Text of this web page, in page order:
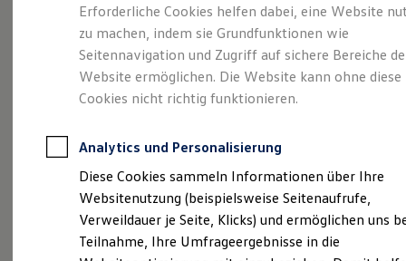
Leasing
Leasing-Angebote
Gebrauchtwagen Leasing
Junge Gebrauchtwagen-Leasing
Elektroauto Leasing
Kleinwagen-Leasing
Leasing ohne Anzahlung
Autokredit mit Schlussrate
Versicherungen und Garantien
Kfz-Versicherung
Restschuldversicherungen
Garantien
Wartungsverträge
Geschäftskunden
Professional Class bei Volkswagen
Vollelektrisch.
Vielseitig. Und sehr
viel Platz. Der ID.4
Erforderliche Cookies helfen dabei, eine Website
zu machen, indem sie Grundfunktionen wie
Seitennavigation und Zugriff auf sichere Bereiche
Website ermöglichen. Die Website kann ohne diese
Cookies nicht richtig funktionieren.
Analytics und Personalisierung
Diese Cookies sammeln Informationen über Ihre
Websitenutzung (beispielsweise Seitenaufrufe,
Verweildauer je Seite, Klicks) und ermöglichen uns
Teilnahme, Ihre Umfrageergebnisse in die